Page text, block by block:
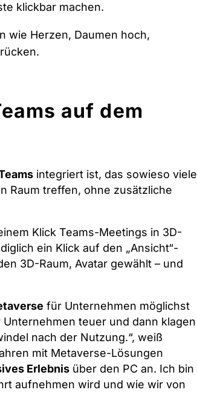
klickbar machen.
wie Herzen, Daumen hoch,
auf dem
integriert ist, das sowieso viele
Raum treffen, ohne zusätzliche
Klick Teams-Meetings in 3D-
ein Klick auf den „Ansicht“-
3D-Raum, Avatar gewählt – und
für Unternehmen möglichst
Unternehmen teuer und dann klagen
nach der Nutzung.“, weiß
mit Metaverse-Lösungen
Erlebnis über den PC an. Ich bin
aufnehmen wird und wie wir von